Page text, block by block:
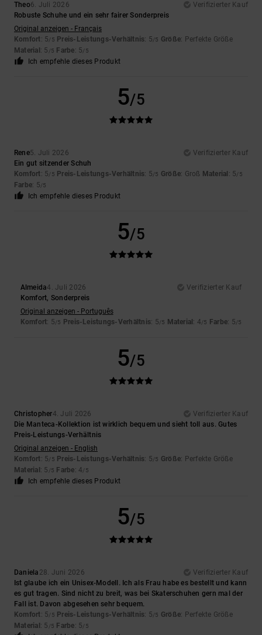
Theo6. Juli 2026
Verifizierter Kauf
Robuste Schuhe und ein sehr fairer Sonderpreis
Original anzeigen - Français
Komfort: 5/5 Preis-Leistungs-Verhältnis: 5/5 Größe: Perfekte Größe
Material : 5 /5 Farbe: 5/5
Ich empfehle dieses Produkt
5/5
Rene5. Juli 2026
Verifizierter Kauf
Ein gut sitzender Schuh
Komfort: 5/5 Preis-Leistungs-Verhältnis: 5/5 Größe: Groß Material : 5/5
Farbe: 5/5
Ich empfehle dieses Produkt
5/5
Almeida4. Juli 2026
Verifizierter Kauf
Komfort, Sonderpreis
Original anzeigen - Português
Komfort: 5/5 Preis-Leistungs-Verhältnis: 5/5 Material : 4/5 Farbe: 5/5
5/5
Christopher4. Juli 2026
Verifizierter Kauf
Die Manteca-Kollektion ist wirklich bequem und sieht toll aus. Gutes
Preis-Leistungs-Verhältnis
Original anzeigen - English
Komfort: 5/5 Preis-Leistungs-Verhältnis: 5/5 Größe: Perfekte Größe
Material : 5 /5 Farbe: 4/5
Ich empfehle dieses Produkt
5/5
Daniela 28. Juni 2026
Verifizierter Kauf
Ist glaube ich ein Unisex-Modell. Ich als Frau habe es bestellt und kann
es gut tragen. Sind nicht zu breit, was bei Skaterschuhen gern mal der
Fall ist. Davon abgesehen sehr bequem.
Komfort: 5/5 Preis-Leistungs-Verhältnis: 5/5 Größe: Perfekte Größe
Material : 5 /5 Farbe: 5/5